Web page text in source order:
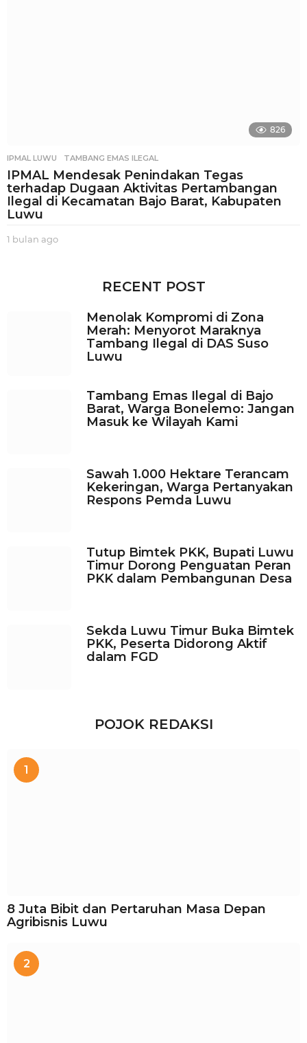
826
IPMAL LUWU ,TAMBANG EMAS ILEGAL
IPMAL Mendesak Penindakan Tegas
terhadap Dugaan Aktivitas Pertambangan
Ilegal di Kecamatan Bajo Barat, Kabupaten
Luwu
1 bulan ago
RECENT POST
Menolak Kompromi di Zona
Merah: Menyorot Maraknya
Tambang Ilegal di DAS Suso
Luwu
Tambang Emas Ilegal di Bajo
Barat, Warga Bonelemo: Jangan
Masuk ke Wilayah Kami
Sawah 1.000 Hektare Terancam
Kekeringan, Warga Pertanyakan
Respons Pemda Luwu
Tutup Bimtek PKK, Bupati Luwu
Timur Dorong Penguatan Peran
PKK dalam Pembangunan Desa
Sekda Luwu Timur Buka Bimtek
PKK, Peserta Didorong Aktif
dalam FGD
POJOK REDAKSI
1
8 Juta Bibit dan Pertaruhan Masa Depan
Agribisnis Luwu
2